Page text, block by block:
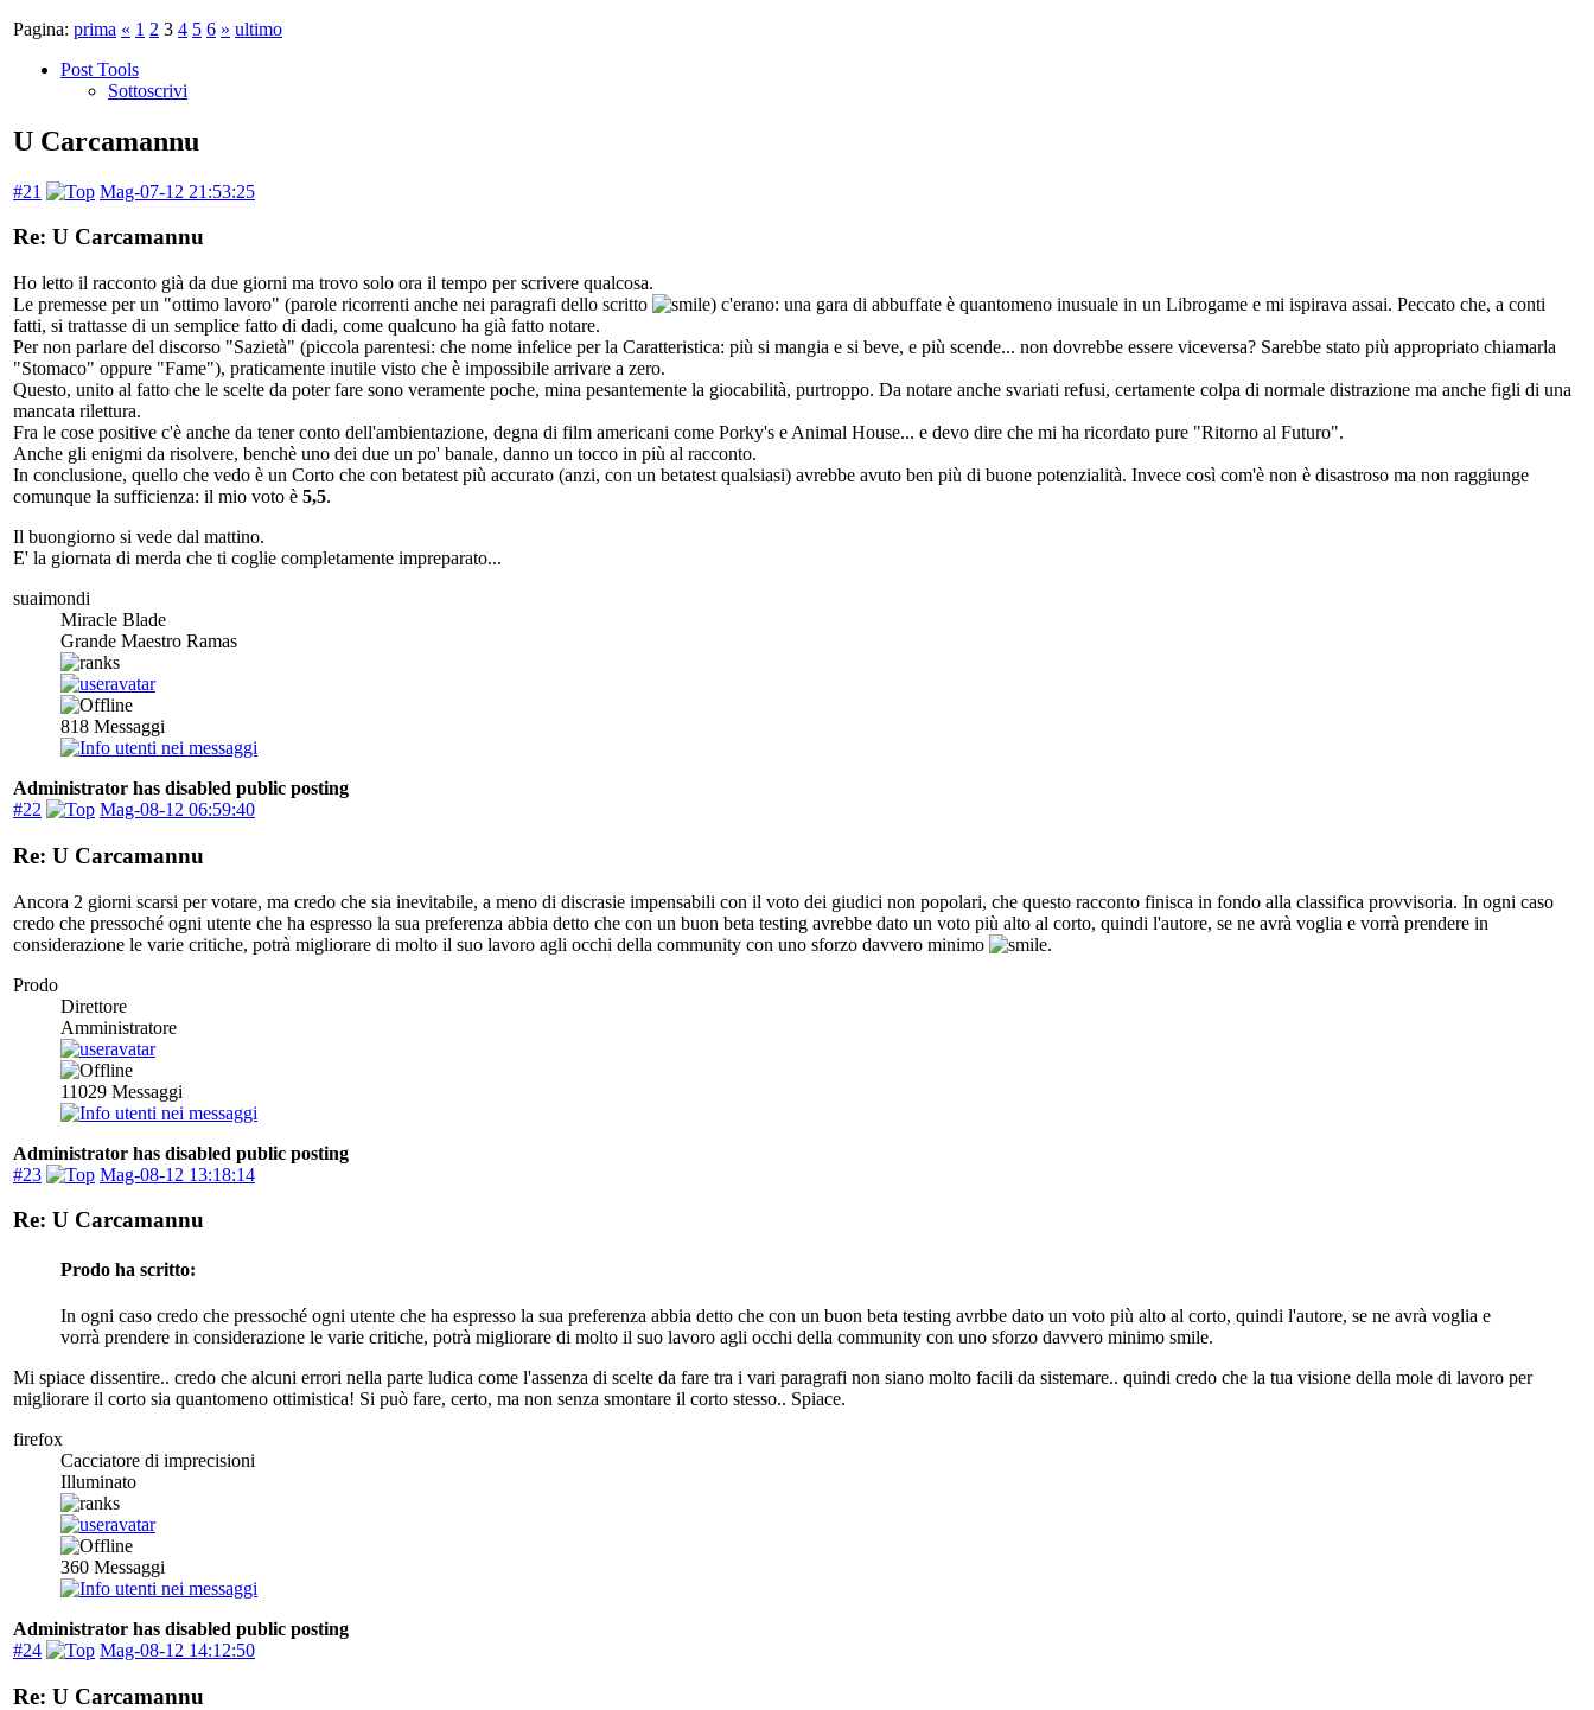
Pagina: prima « 1 2 3 4 5 6 » ultimo
Post Tools
Sottoscrivi
U Carcamannu
#21 Mag-07-12 21:53:25
Re: U Carcamannu
Ho letto il racconto già da due giorni ma trovo solo ora il tempo per scrivere qualcosa.
Le premesse per un "ottimo lavoro" (parole ricorrenti anche nei paragrafi dello scritto
) c'erano: una gara di abbuffate è quantomeno inusuale in un Librogame e mi ispirava assai. Peccato che, a conti
fatti, si trattasse di un semplice fatto di dadi, come qualcuno ha già fatto notare.
Per non parlare del discorso "Sazietà" (piccola parentesi: che nome infelice per la Caratteristica: più si mangia e si beve, e più scende... non dovrebbe essere viceversa? Sarebbe stato più appropriato chiamarla
"Stomaco" oppure "Fame"), praticamente inutile visto che è impossibile arrivare a zero.
Questo, unito al fatto che le scelte da poter fare sono veramente poche, mina pesantemente la giocabilità, purtroppo. Da notare anche svariati refusi, certamente colpa di normale distrazione ma anche figli di una
mancata rilettura.
Fra le cose positive c'è anche da tener conto dell'ambientazione, degna di film americani come Porky's e Animal House... e devo dire che mi ha ricordato pure "Ritorno al Futuro".
Anche gli enigmi da risolvere, benchè uno dei due un po' banale, danno un tocco in più al racconto.
In conclusione, quello che vedo è un Corto che con betatest più accurato (anzi, con un betatest qualsiasi) avrebbe avuto ben più di buone potenzialità. Invece così com'è non è disastroso ma non raggiunge
comunque la sufficienza: il mio voto è 5,5.
Il buongiorno si vede dal mattino.
E' la giornata di merda che ti coglie completamente impreparato...
suaimondi
Miracle Blade
Grande Maestro Ramas
818 Messaggi
Administrator has disabled public posting
#22
Mag-08-12 06:59:40
Re: U Carcamannu
Ancora 2 giorni scarsi per votare, ma credo che sia inevitabile, a meno di discrasie impensabili con il voto dei giudici non popolari, che questo racconto finisca in fondo alla classifica provvisoria. In ogni caso
credo che pressoché ogni utente che ha espresso la sua preferenza abbia detto che con un buon beta testing avrebbe dato un voto più alto al corto, quindi l'autore, se ne avrà voglia e vorrà prendere in
considerazione le varie critiche, potrà migliorare di molto il suo lavoro agli occhi della community con uno sforzo davvero minimo
.
Prodo
Direttore
Amministratore
11029 Messaggi
Administrator has disabled public posting
#23
Mag-08-12 13:18:14
Re: U Carcamannu
Prodo ha scritto:
In ogni caso credo che pressoché ogni utente che ha espresso la sua preferenza abbia detto che con un buon beta testing avrbbe dato un voto più alto al corto, quindi l'autore, se ne avrà voglia e
vorrà prendere in considerazione le varie critiche, potrà migliorare di molto il suo lavoro agli occhi della community con uno sforzo davvero minimo smile.
Mi spiace dissentire.. credo che alcuni errori nella parte ludica come l'assenza di scelte da fare tra i vari paragrafi non siano molto facili da sistemare.. quindi credo che la tua visione della mole di lavoro per
migliorare il corto sia quantomeno ottimistica! Si può fare, certo, ma non senza smontare il corto stesso.. Spiace.
firefox
Cacciatore di imprecisioni
Illuminato
360 Messaggi
Administrator has disabled public posting
#24
Mag-08-12 14:12:50
Re: U Carcamannu